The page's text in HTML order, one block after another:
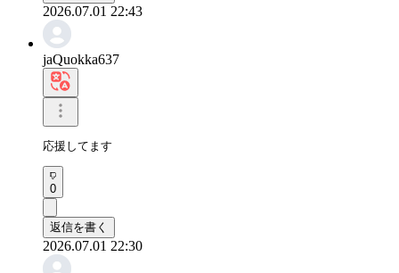
2026.07.01 22:43
jaQuokka637
応援してます
0
返信を書く
2026.07.01 22:30